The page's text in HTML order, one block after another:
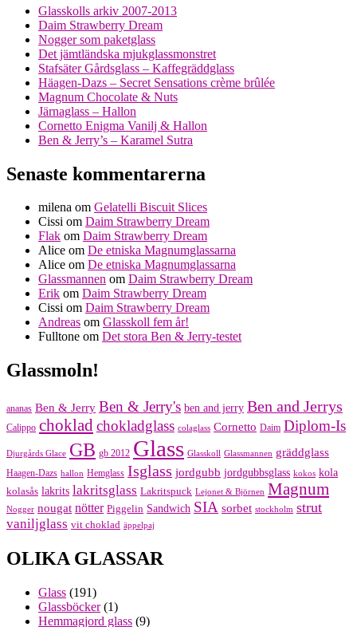
Glasskolls arkiv 2007-2013
Daim Strawberry Dream
Nogger som paketglass
Det jämtländska mjukglassmonstret
Stafsäter Gårdsglass – Kaffegräddglass
Häagen-Dazs – Secret Sensations crème brûlée
Magnum Chocolate & Nuts
Järnaglass – Hallon
Cornetto Enigma Vanilj & Hallon
Ben & Jerry’s – Karamel Sutra
Senaste kommentarerna
milena om Gelatelli Biscuit Slices
Cissi om Daim Strawberry Dream
Flak om Daim Strawberry Dream
Alice om De etniska Magnumglassarna
Alice om De etniska Magnumglassarna
Glassmannen om Daim Strawberry Dream
Erik om Daim Strawberry Dream
Cissi om Daim Strawberry Dream
Andreas om Glasskoll fem år!
Fulltone om Det stora Ben & Jerry-testet
Glassmoln!
ananas Ben & Jerry Ben & Jerry's ben and jerry Ben and Jerrys
Calippo choklad chokladglass colaglass Cornetto Daim Diplom-Is
Djurgårds Glace GB gb 2012 Glass Glasskoll Glassmannen gräddglass
Haagen-Dazs hallon Hemglass Isglass jordgubb jordgubbsglass kokos kola
kolasås lakrits lakritsglass Lakritspuck Lejonet & Björnen Magnum
Nogger nougat nötter Piggelin Sandwich SIA sorbet stockholm strut
vaniljglass vit choklad äppelpaj
OLIKA GLASSAR
Glass (191)
Glassböcker(1)
Hemmagjord glass (9)